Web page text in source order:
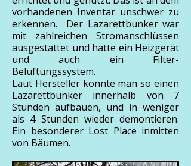
vorhandenen Inventar unschwer zu
erkennen. Der Lazarettbunker war
mit zahlreichen Stromanschlüssen
ausgestattet und hatte ein Heizgerät
und auch ein Filter-
Belüftungssystem.
Laut Hersteller konnte man so einen
Lazarettbunker innerhalb von 7
Stunden aufbauen, und in weniger
als 4 Stunden wieder demontieren.
Ein besonderer Lost Place inmitten
von Bäumen.